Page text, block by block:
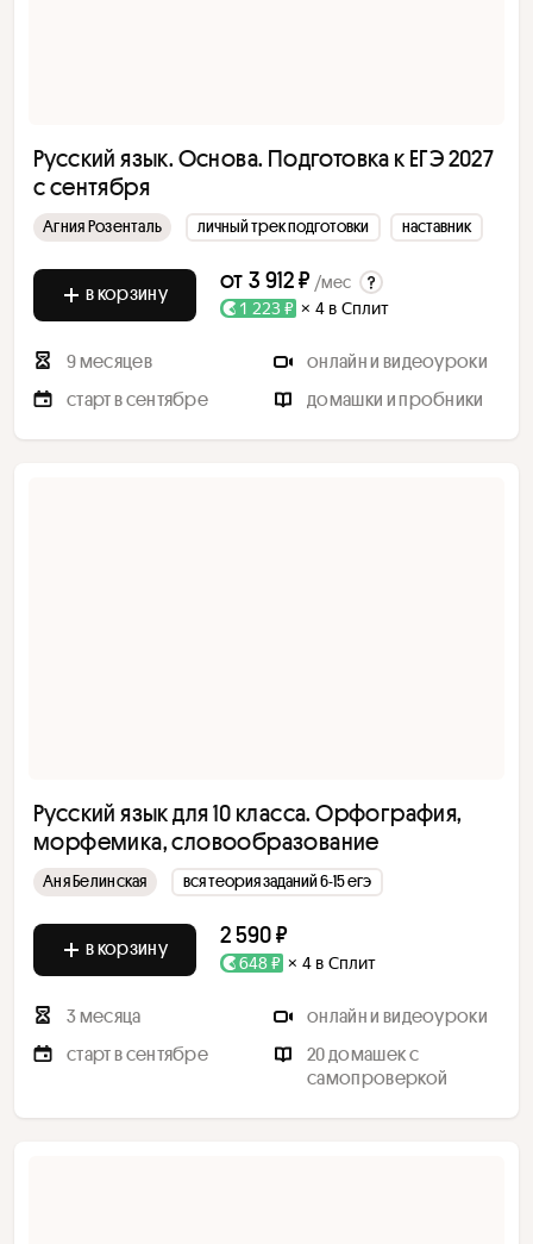
Русский язык. Основа. Подготовка к ЕГЭ 2027
с сентября
Агния Розенталь личный трек подготовки наставник
в корзину от 3 912 ₽ /мес
1 223 ₽ × 4 в Сплит
9 месяцев
онлайн и видеоуроки
старт в сентябре
домашки и пробники
Русский язык для 10 класса. Орфография,
морфемика, словообразование
Аня Белинская вся теория заданий 6-15 егэ
в корзину 2 590 ₽
648 ₽ × 4 в Сплит
3 месяца
онлайн и видеоуроки
старт в сентябре
20 домашек с
самопроверкой